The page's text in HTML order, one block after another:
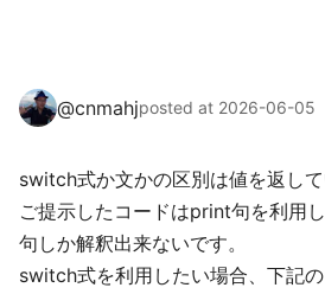
@cnmahjposted at 2026-06-05
switch式か文かの区別は値を返して
ご提示したコードはprint句を利用
句しか解釈出来ないです。
switch式を利用したい場合、下記